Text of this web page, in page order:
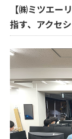
【㈱ミツエー
指す、アクセ